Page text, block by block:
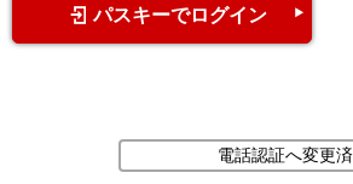
パスキーでログイン
電話認証へ変更